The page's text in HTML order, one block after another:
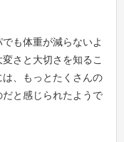
も体重が減らないよ
さと大切さを知るこ
、もっとたくさんの
と感じられたようで